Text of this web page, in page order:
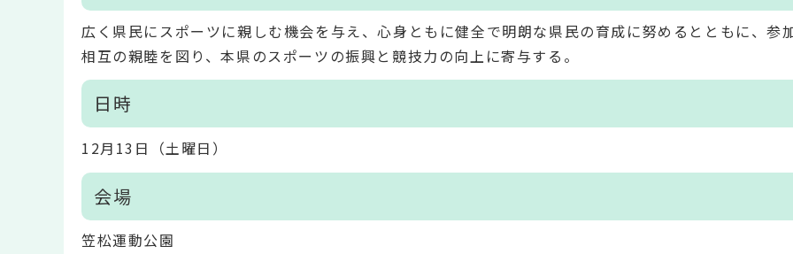
広く県民にスポーツに親しむ機会を与え、心身ともに健全で明朗な県民の育成に努めるとともに、参
相互の親睦を図り、本県のスポーツの振興と競技力の向上に寄与する。
日時
12月13日（土曜日）
会場
笠松運動公園